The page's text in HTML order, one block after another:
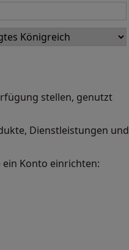
stellen, genutzt
Dienstleistungen und
Konto einrichten: